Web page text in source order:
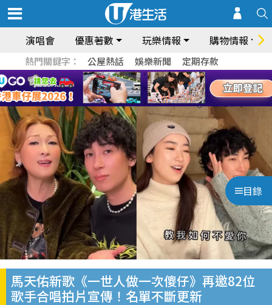
演唱會 優惠著數 玩樂情報 購物情報
熱門關鍵字： 公屋熱話 娛樂新聞 定期存款
目錄
馬天佑新歌《一世人做一次傻仔》再邀82位
歌手合唱拍片宣傳！名單不斷更新